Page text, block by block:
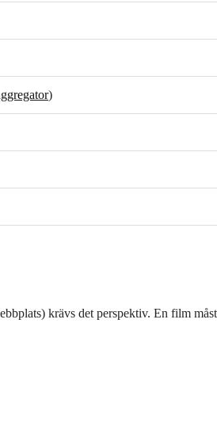
)
krävs det perspektiv. En film